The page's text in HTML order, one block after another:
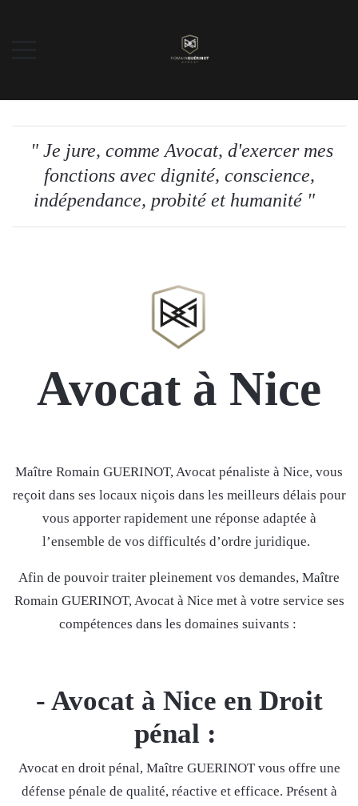
" Je jure, comme Avocat, d'exercer mes
fonctions avec dignité, conscience,
indépendance, probité et humanité "
Avocat à Nice
Maître Romain GUERINOT, Avocat pénaliste à Nice, vous
reçoit dans ses locaux niçois dans les meilleurs délais pour
vous apporter rapidement une réponse adaptée à
l’ensemble de vos difficultés d’ordre juridique.
Afin de pouvoir traiter pleinement vos demandes, Maître
Romain GUERINOT, Avocat à Nice met à votre service ses
compétences dans les domaines suivants :
- Avocat à Nice en Droit
pénal :
Avocat en droit pénal, Maître GUERINOT vous offre une
défense pénale de qualité, réactive et efficace. Présent à